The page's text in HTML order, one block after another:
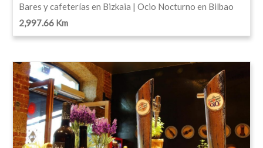
Bares y cafeterías en Bizkaia | Ocio Nocturno en Bilbao
2,997.66 Km